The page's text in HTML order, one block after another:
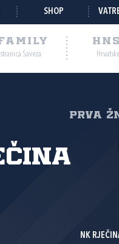
SHOP
Saveza
PRVA
NK